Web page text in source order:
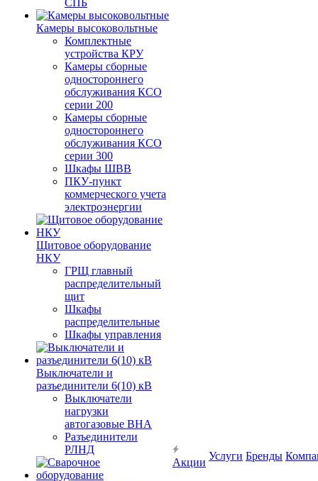
СПБ
Камеры высоковольтные
Комплектные
устройства КРУ
Камеры сборные
одностороннего
обслуживания КСО
серии 200
Камеры сборные
одностороннего
обслуживания КСО
серии 300
Шкафы ШВВ
ПКУ-пункт
коммерческого учета
электроэнергии
Щитовое оборудование
НКУ
ГРЩ главный
распределительный
щит
Шкафы
распределительные
Шкафы управления
Выключатели и
разъединители 6(10) кВ
Выключатели
нагрузки
автогазовые ВНА
Разъединители
РЛНД
Акции
Услуги Бренды